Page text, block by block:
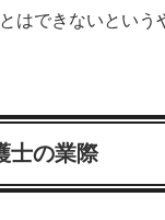
はできないという
士の業際